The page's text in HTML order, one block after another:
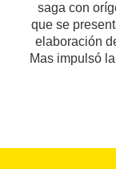
saga con
que se
elaboración
Mas impulsó